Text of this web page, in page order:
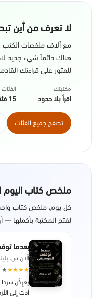
لا تعرف من أين
مع آلاف ملخصات الكتب
هناك دائماً شيء جديد
للعثور على قراءتك
مكتبتك
اقرأ بلا حدود
الفئات
15 فئة
تصفح جميع الفئات
ملخص كتاب اليوم
كل يوم، ملخص كتاب
لفتح المكتبة بأكملها —
بعدما
آلان س.
★
★
★
★
★
يعرِضُ سردا